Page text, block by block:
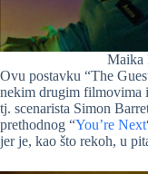
Maika
Ovu postavku “The
nekim drugim filmovima
tj. scenarista Simon
prethodnog “You’re Next
jer je, kao što rekoh, u